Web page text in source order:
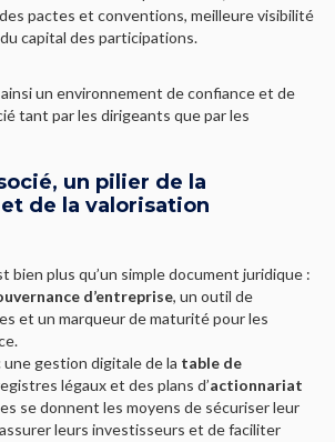
pactes et conventions, meilleure visibilité
capital des participations.
un environnement de confiance et de
tant par les dirigeants que par les
un pilier de la
de la valorisation
bien plus qu’un simple document juridique :
d’entreprise, un outil de
et un marqueur de maturité pour les
une gestion digitale de la table de
légaux et des plans d’actionnariat
se donnent les moyens de sécuriser leur
leurs investisseurs et de faciliter